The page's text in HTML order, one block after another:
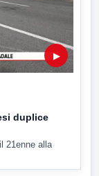
▶
duplice
21enne alla